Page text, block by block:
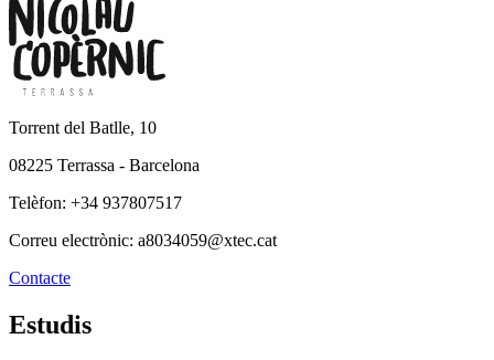
Torrent del Batlle, 10
08225 Terrassa - Barcelona
Telèfon: +34 937807517
Correu electrònic: a8034059@xtec.cat
Contacte
Estudis